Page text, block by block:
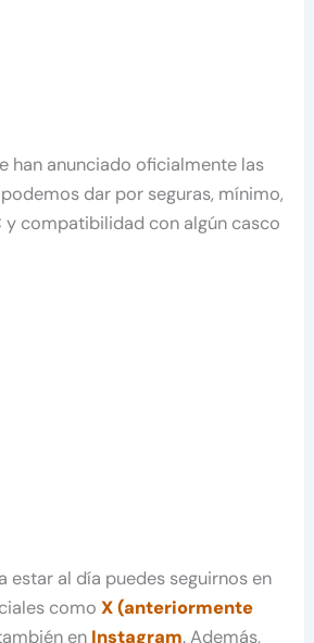
han anunciado oficialmente las
dar por seguras, mínimo,
y compatibilidad con algún casco
estar al día puedes seguirnos en
comoX (anteriormente
en Instagram. Además,